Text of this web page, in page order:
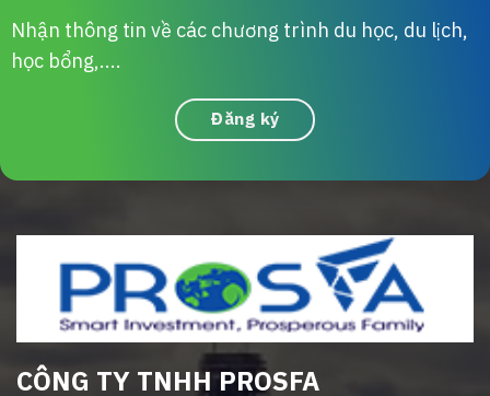
Nhận thông tin về các chương trình du học, du lịch,
học bổng,....
Đăng ký
CÔNG TY TNHH PROSFA